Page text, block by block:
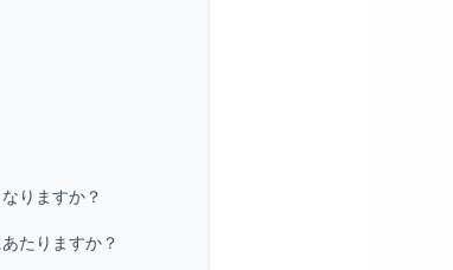
りますか？
たりますか？